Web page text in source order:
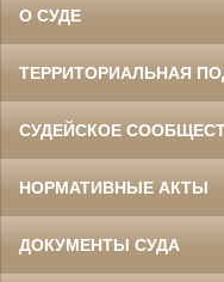
О СУДЕ
ТЕРРИТОРИАЛЬНАЯ
СУДЕЙСКОЕ
НОРМАТИВНЫЕ АКТЫ
ДОКУМЕНТЫ СУДА